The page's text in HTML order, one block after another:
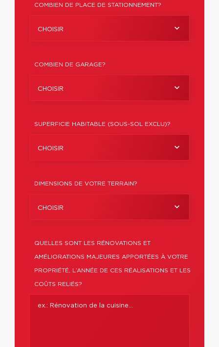
COMBIEN DE PLACE DE STATIONNEMENT?
CHOISIR
COMBIEN DE GARAGE?
CHOISIR
SUPERFICIE HABITABLE (SOUS-SOL EXCLU)?
CHOISIR
DIMENSIONS DE VOTRE TERRAIN?
CHOISIR
QUELLES SONT LES RÉNOVATIONS ET
AMÉLIORATIONS MAJEURES APPORTÉES À VOTRE
PROPRIÉTÉ, L’ANNÉE DE CES RÉALISATIONS ET LES
COÛTS RELIÉS?